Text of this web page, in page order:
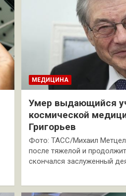
МЕДИЦИНА
Умер выдающийся
космической
Григорьев
Фото: ТАСС/Михаил
после тяжелой и
скончался заслуженный